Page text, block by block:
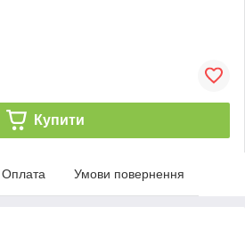
Купити
Оплата Умови повернення